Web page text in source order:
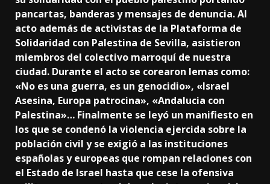
pancartas, banderas y mensajes de denuncia. Al
acto además de activistas de la Plataforma de
Solidaridad con Palestina de Sevilla, asistieron
miembros del colectivo marroquí de nuestra
ciudad. Durante el acto se corearon lemas como:
«No es una guerra, es un genocidio», «Israel
Asesina, Europa patrocina», «Andalucia con
Palestina»… Finalmente se leyó un manifiesto en
los que se condenó la violencia ejercida sobre la
población civil y se exigió a las instituciones
españolas y europeas que rompan relaciones con
el Estado de Israel hasta que cese la ofensiva